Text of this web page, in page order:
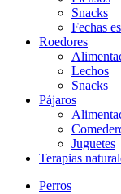
Snacks
Fechas
Roedores
Lechos
Snacks
Pájaros
Juguetes
Terapias
Perros